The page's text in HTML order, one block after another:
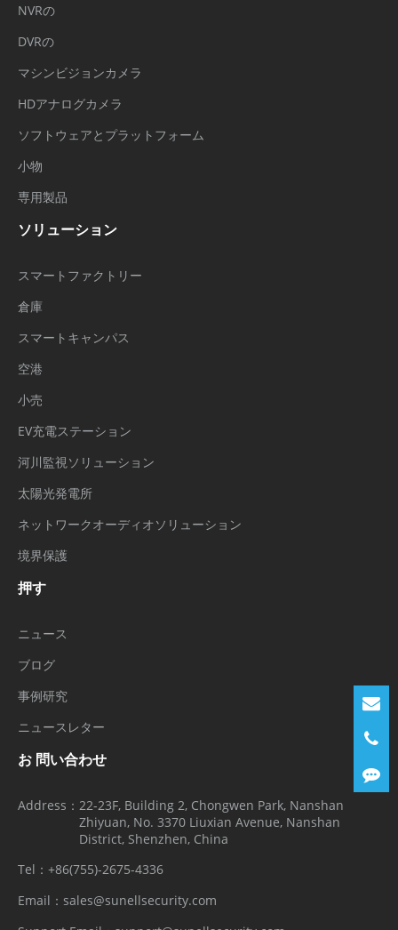
NVRの
DVRの
マシンビジョンカメラ
HDアナログカメラ
ソフトウェアとプラットフォーム
小物
専用製品
ソリューション
スマートファクトリー
倉庫
スマートキャンパス
空港
小売
EV充電ステーション
河川監視ソリューション
太陽光発電所
ネットワークオーディオソリューション
境界保護
押す
ニュース
ブログ
事例研究
ニュースレター
お 問い合わせ
Address： 22-23F, Building 2, Chongwen Park, Nanshan
Zhiyuan, No. 3370 Liuxian Avenue, Nanshan
District, Shenzhen, China
Tel： +86(755)-2675-4336
Email： sales@sunellsecurity.com